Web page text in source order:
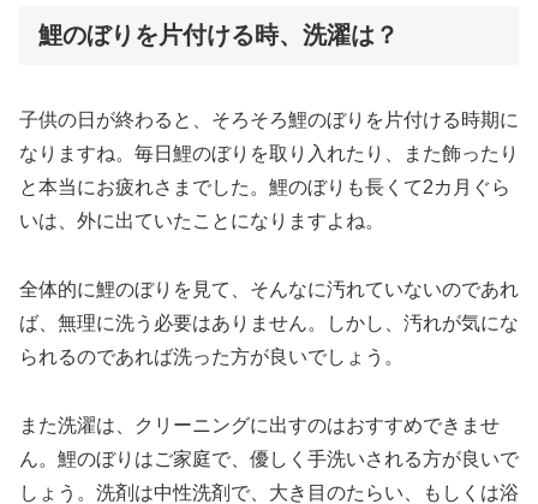
鯉のぼりを片付ける時、洗濯は？
子供の日が終わると、そろそろ鯉のぼりを片付ける時期に
なりますね。毎日鯉のぼりを取り入れたり、また飾ったり
と本当にお疲れさまでした。鯉のぼりも長くて2カ月ぐら
いは、外に出ていたことになりますよね。
全体的に鯉のぼりを見て、そんなに汚れていないのであれ
ば、無理に洗う必要はありません。しかし、汚れが気にな
られるのであれば洗った方が良いでしょう。
また洗濯は、クリーニングに出すのはおすすめできませ
ん。鯉のぼりはご家庭で、優しく手洗いされる方が良いで
しょう。洗剤は中性洗剤で、大き目のたらい、もしくは浴